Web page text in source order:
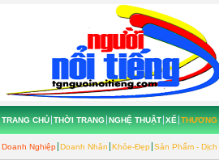
TRANG CHỦ THỜI TRANG NGHỆ THUẬT XẾ THƯƠNG
Doanh Nghiệp Doanh Nhân Khỏe-Đẹp Sản Phẩm - Dịch